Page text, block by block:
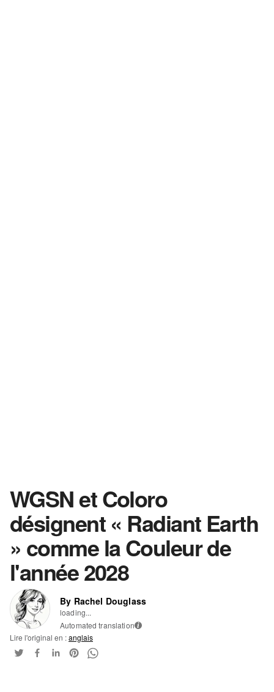
WGSN et Coloro
désignent « Radiant Earth
» comme la Couleur de
l'année 2028
By Rachel Douglass
loading...
Automated translation i
Lire l'original en :anglais